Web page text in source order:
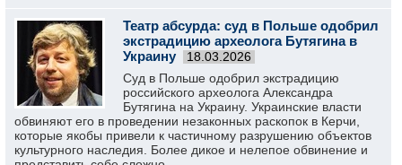
Театр абсурда: суд в Польше одобрил
экстрадицию археолога Бутягина в
Украину
18.03.2026
Суд в Польше одобрил экстрадицию
российского археолога Александра
Бутягина на Украину. Украинские власти
обвиняют его в проведении незаконных раскопок в Керчи,
которые якобы привели к частичному разрушению объектов
культурного наследия. Более дикое и нелепое обвинение и